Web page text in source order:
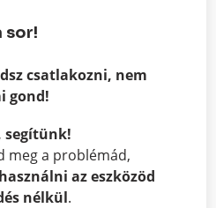
sor!
csatlakozni, nem
gond!
segítünk!
meg a problémád,
az eszközöd
nélkül.